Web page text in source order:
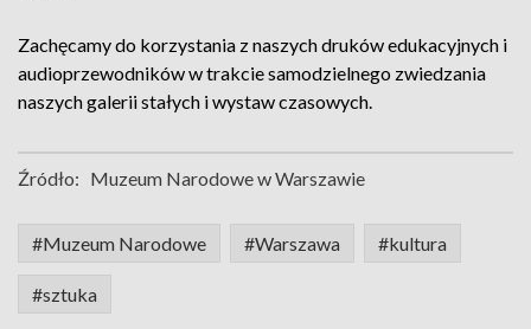
Zachęcamy do korzystania z naszych druków edukacyjnych i
audioprzewodników w trakcie samodzielnego zwiedzania
naszych galerii stałych i wystaw czasowych.
Źródło: Muzeum Narodowe w Warszawie
#Muzeum Narodowe #Warszawa #kultura
#sztuka